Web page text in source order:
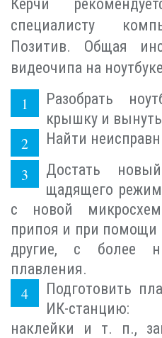
Керчи
специалисту
Позитив. Общая
видеочипа на
Разобрать
крышку и
Найти
Достать
щадящего
с новой
припоя и при помощи
другие, с более
плавления.
Подготовить
ИК-станцию:
наклейки и т. п.,